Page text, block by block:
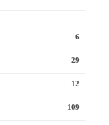
6
29
12
109